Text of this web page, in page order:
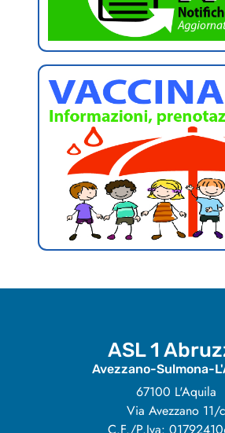
ASL 1
Avezzano-Sulmona-
67100 L'Aquila
Via Avezzano 11/c